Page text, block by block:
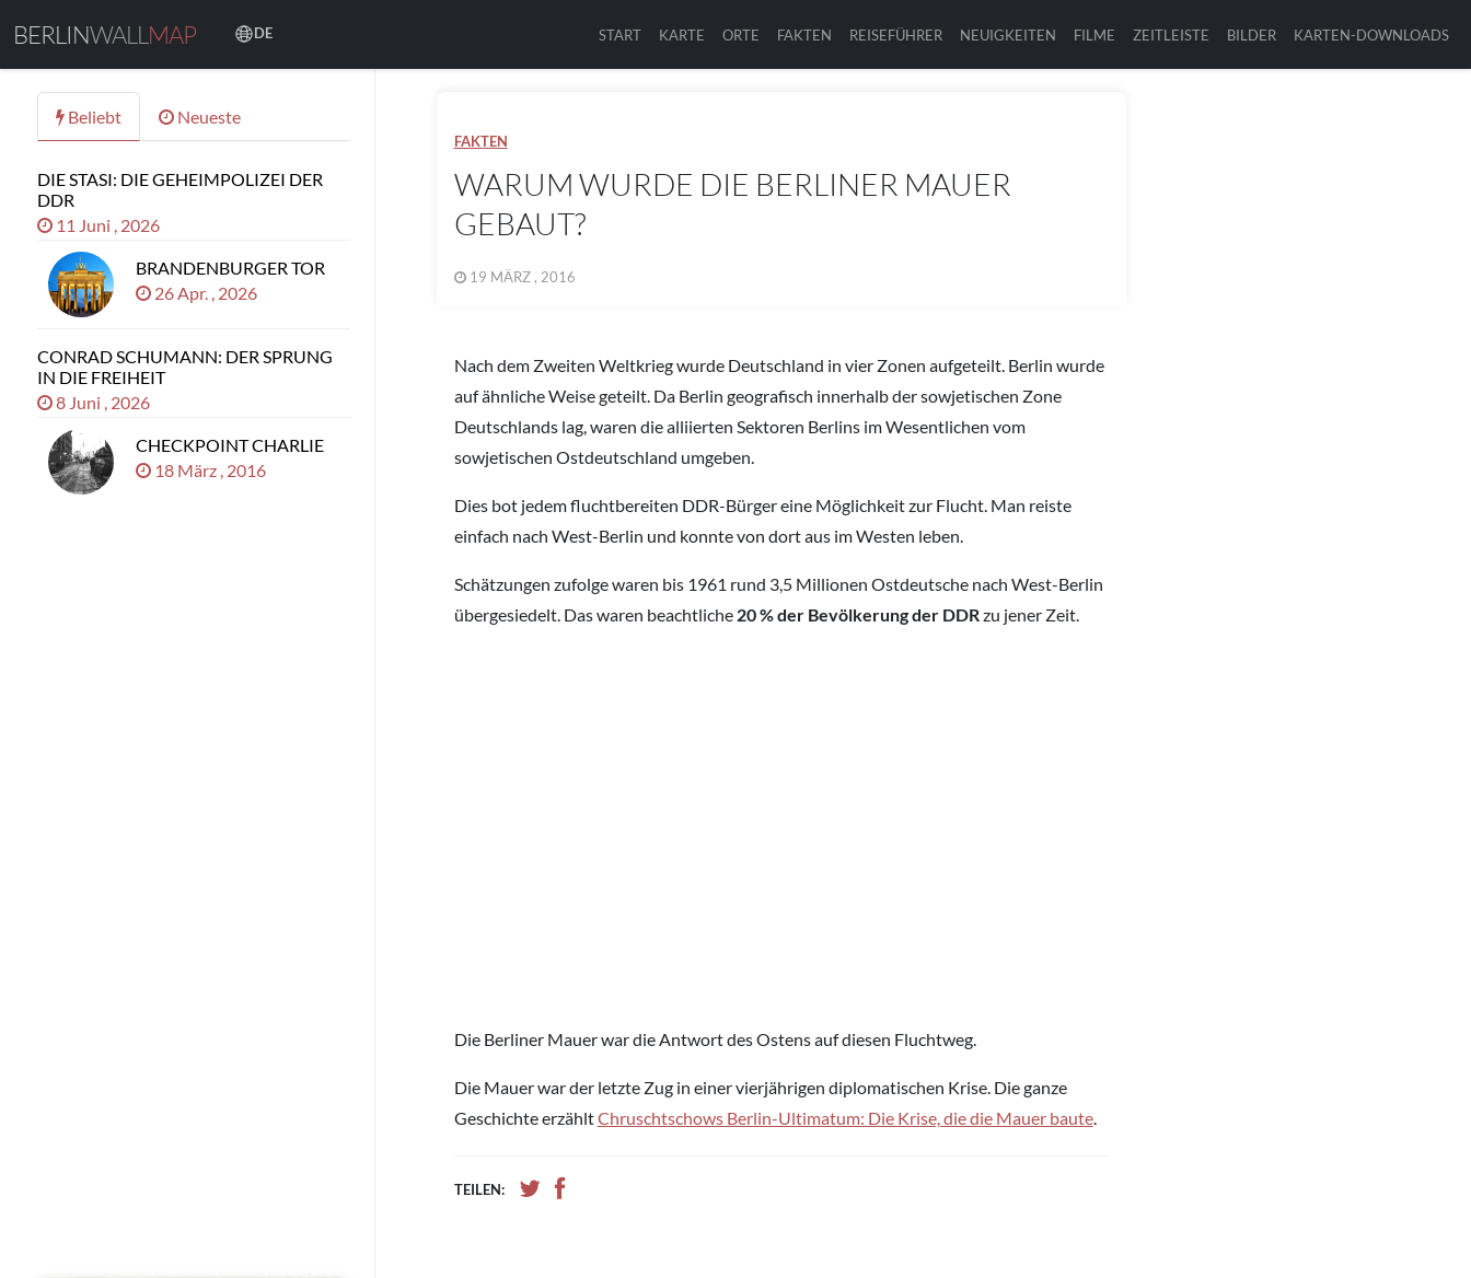
BERLINWALL MAP DE START KARTE ORTE FAKTEN REISEFÜHRER NEUIGKEITEN FILME ZEITLEISTE BILDER KARTEN-DOWNLOADS
FAKTEN
WARUM WURDE DIE BERLINER MAUER
GEBAUT?
19 MÄRZ , 2016
Nach dem Zweiten Weltkrieg wurde Deutschland in vier Zonen aufgeteilt. Berlin wurde
auf ähnliche Weise geteilt. Da Berlin geografisch innerhalb der sowjetischen Zone
Deutschlands lag, waren die alliierten Sektoren Berlins im Wesentlichen vom
sowjetischen Ostdeutschland umgeben.
Dies bot jedem fluchtbereiten DDR-Bürger eine Möglichkeit zur Flucht. Man reiste
einfach nach West-Berlin und konnte von dort aus im Westen leben.
Schätzungen zufolge waren bis 1961 rund 3,5 Millionen Ostdeutsche nach West-Berlin
übergesiedelt. Das waren beachtliche 20 % der Bevölkerung der DDRzu jener Zeit.
Die Berliner Mauer war die Antwort des Ostens auf diesen Fluchtweg.
Die Mauer war der letzte Zug in einer vierjährigen diplomatischen Krise. Die ganze
Geschichte erzähltChruschtschows Berlin-Ultimatum: Die Krise, die die Mauer baute.
TEILEN:
Beliebt Neueste
DIE STASI: DIE GEHEIMPOLIZEI DER
DDR
11 Juni , 2026
BRANDENBURGER TOR
26 Apr. , 2026
CONRAD SCHUMANN: DER SPRUNG
IN DIE FREIHEIT
8 Juni , 2026
CHECKPOINT CHARLIE
18 März , 2016